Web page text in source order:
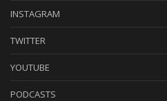
INSTAGRAM
TWITTER
YOUTUBE
PODCASTS